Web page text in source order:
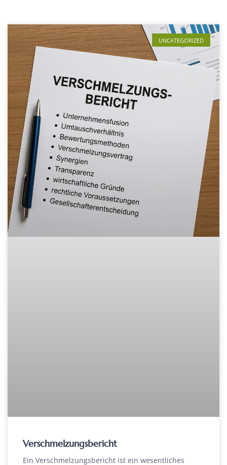
UNCATEGORIZED
Verschmelzungsbericht
Ein Verschmelzungsbericht ist ein wesentliches